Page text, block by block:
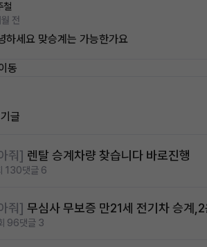
철
전
하세요 맞승계는 가능한가요
동
글
줘] 렌탈 승계차량 찾습니다 바로진행
130댓글 6
줘] 무심사 무보증 만21세 전기차 승계
96댓글 3